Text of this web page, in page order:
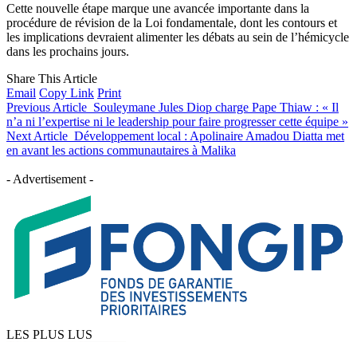
Cette nouvelle étape marque une avancée importante dans la
procédure de révision de la Loi fondamentale, dont les contours et
les implications devraient alimenter les débats au sein de l’hémicycle
dans les prochains jours.
Share This Article
Email Copy Link Print
Previous Article Souleymane Jules Diop charge Pape Thiaw : « Il
n’a ni l’expertise ni le leadership pour faire progresser cette équipe »
Next Article Développement local : Apolinaire Amadou Diatta met
en avant les actions communautaires à Malika
- Advertisement -
LES PLUS LUS